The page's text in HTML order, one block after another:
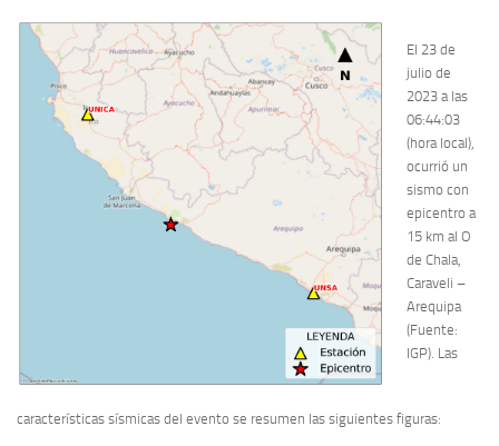
El 23 de
julio de
2023 a las
06:44:03
(hora local),
ocurrió un
sismo con
epicentro a
15 km al O
de Chala,
Caraveli –
Arequipa
(Fuente:
IGP). Las
características sísmicas del evento se resumen las siguientes figuras: